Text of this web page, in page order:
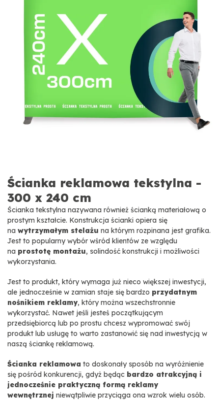
Ścianka reklamowa tekstylna -
300 x 240 cm
Ścianka tekstylna nazywana również ścianką materiałową o
prostym kształcie. Konstrukcja ścianki opiera się
na wytrzymałym stelażu na którym rozpinana jest grafika.
Jest to popularny wybór wśród klientów ze względu
na prostotę montażu, solindość konstrukcji i możliwości
wykorzystania.
Jest to produkt, który wymaga już nieco większej inwestycji,
ale jednocześnie w zamian staje się bardzo przydatnym
nośnikiem reklamy, który można wszechstronnie
wykorzystać. Nawet jeśli jesteś początkującym
przedsiębiorcą lub po prostu chcesz wypromować swój
produkt lub usługę to warto zastanowić się nad inwestycją w
naszą ściankę reklamową.
Ścianka reklamowa to doskonały sposób na wyróżnienie
się pośród konkurencji, gdyż będąc bardzo atrakcyjną i
jednocześnie praktyczną formą reklamy
wewnętrznej niewątpliwie przyciąga ona wzrok wielu osób.